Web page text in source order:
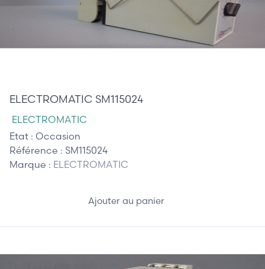
ELECTROMATIC SM115024
ELECTROMATIC
Etat : Occasion
Référence : SM115024
Marque : ELECTROMATIC
Ajouter au panier